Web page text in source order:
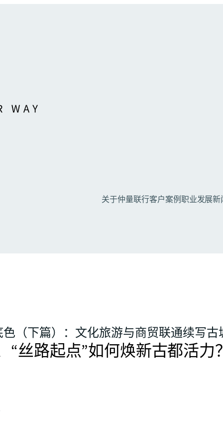
关于仲量联行客户案例职业发展新
（下篇）：文化旅游与商贸联通续写古
“丝路起点”如何焕新古都活力？